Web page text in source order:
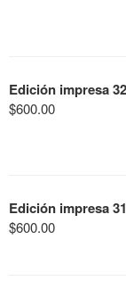
Edición impresa
$600.00
Edición impresa
$600.00